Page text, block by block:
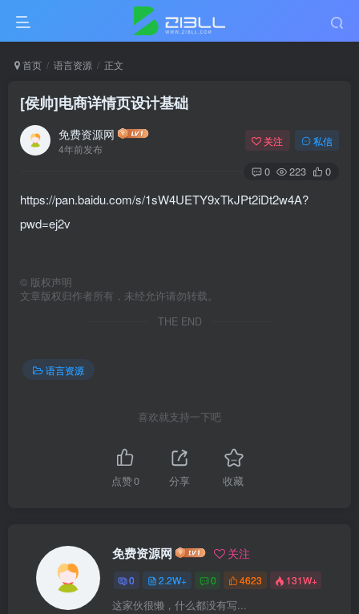
首页 语言资源 正文
[侯帅]电商详情页设计基础
免费资源网
4年前发布
关注 私信
0 223 0
https://pan.baidu.com/s/1sW4UETY9xTkJPt2iDt2w4A?
pwd=ej2v
© 版权声明
文章版权归作者所有，未经允许请勿转载。
THE END
语言资源
喜欢就支持一下吧
点赞0 分享 收藏
免费资源网 关注
0 2.2W+ 0 4623 131W+
这家伙很懒，什么都没有写...